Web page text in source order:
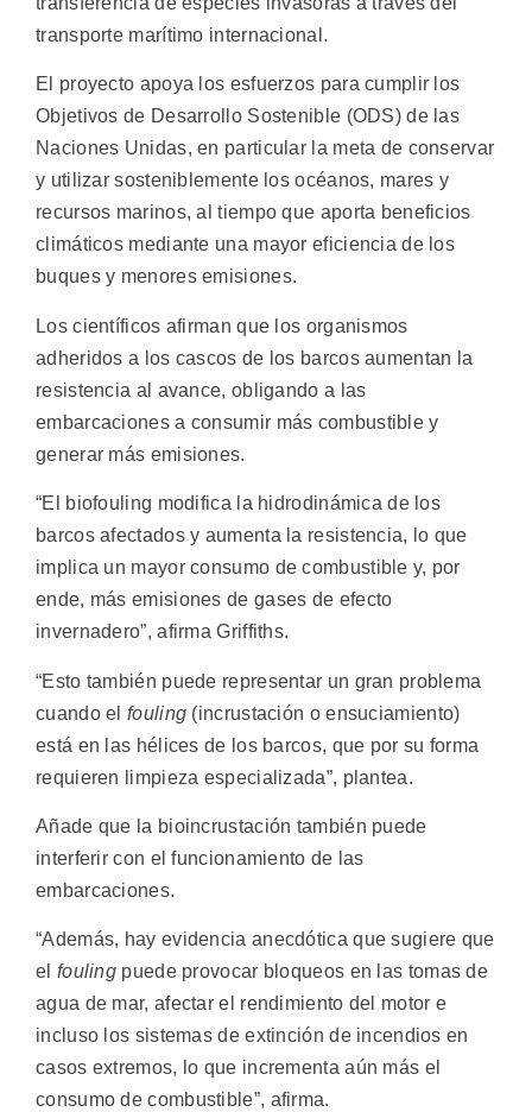
transporte marítimo internacional.
El proyecto apoya los esfuerzos para cumplir los
Objetivos de Desarrollo Sostenible (ODS) de las
Naciones Unidas, en particular la meta de conservar
y utilizar sosteniblemente los océanos, mares y
recursos marinos, al tiempo que aporta beneficios
climáticos mediante una mayor eficiencia de los
buques y menores emisiones.
Los científicos afirman que los organismos
adheridos a los cascos de los barcos aumentan la
resistencia al avance, obligando a las
embarcaciones a consumir más combustible y
generar más emisiones.
“El biofouling modifica la hidrodinámica de los
barcos afectados y aumenta la resistencia, lo que
implica un mayor consumo de combustible y, por
ende, más emisiones de gases de efecto
invernadero”, afirma Griffiths.
“Esto también puede representar un gran problema
cuando elfouling (incrustación o ensuciamiento)
está en las hélices de los barcos, que por su forma
requieren limpieza especializada”, plantea.
Añade que la bioincrustación también puede
interferir con el funcionamiento de las
embarcaciones.
“Además, hay evidencia anecdótica que sugiere que
el fouling puede provocar bloqueos en las tomas de
agua de mar, afectar el rendimiento del motor e
incluso los sistemas de extinción de incendios en
casos extremos, lo que incrementa aún más el
consumo de combustible”, afirma.